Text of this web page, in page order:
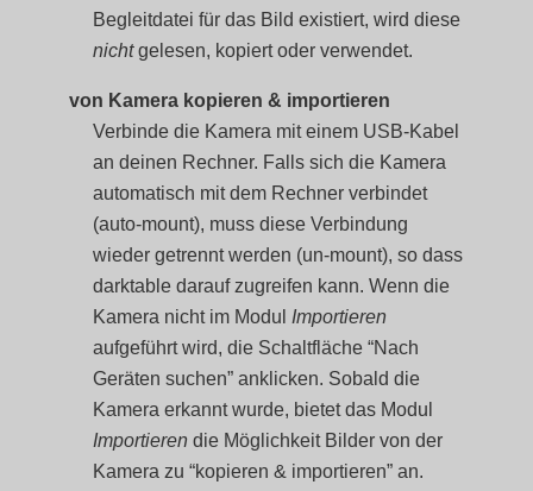
Begleitdatei für das Bild existiert, wird diese
nichtgelesen, kopiert oder verwendet.
von Kamera kopieren & importieren
Verbinde die Kamera mit einem USB-Kabel
an deinen Rechner. Falls sich die Kamera
automatisch mit dem Rechner verbindet
(auto-mount), muss diese Verbindung
wieder getrennt werden (un-mount), so dass
darktable darauf zugreifen kann. Wenn die
Kamera nicht im Modul Importieren
aufgeführt wird, die Schaltfläche “Nach
Geräten suchen” anklicken. Sobald die
Kamera erkannt wurde, bietet das Modul
Importieren die Möglichkeit Bilder von der
Kamera zu “kopieren & importieren” an.